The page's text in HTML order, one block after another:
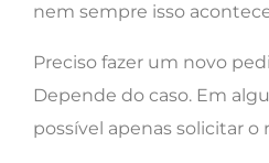
nem sempre isso
Preciso fazer um novo
Depende do caso. Em
possível apenas solicitar